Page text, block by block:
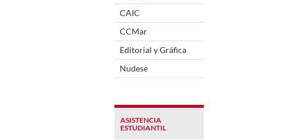
CAIC
CCMar
Editorial y Gráfica
Nudese
ASISTENCIA
ESTUDIANTIL